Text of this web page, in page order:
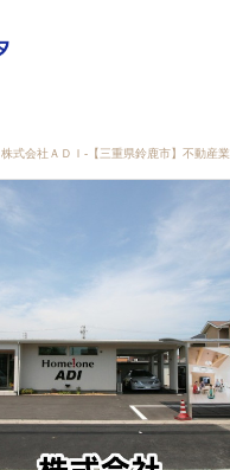
株式会社ＡＤＩ-【三重県鈴鹿市】不動産業